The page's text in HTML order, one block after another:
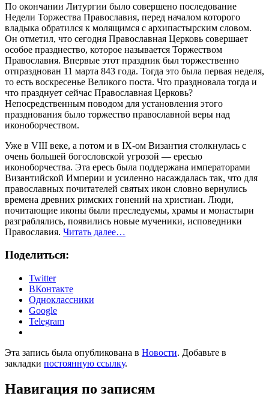
По окончании Литургии было совершено последование
Недели Торжества Православия, перед началом которого
владыка обратился к молящимся с архипастырским словом.
Он отметил, что сегодня Православная Церковь совершает
особое празднество, которое называется Торжеством
Православия. Впервые этот праздник был торжественно
отпразднован 11 марта 843 года. Тогда это была первая неделя,
то есть воскресенье Великого поста. Что праздновала тогда и
что празднует сейчас Православная Церковь?
Непосредственным поводом для установления этого
празднования было торжество православной веры над
иконоборчеством.
Уже в VIII веке, а потом и в IX-ом Византия столкнулась с
очень большей богословской угрозой — ересью
иконоборчества. Эта ересь была поддержана императорами
Византийской Империи и усиленно насаждалась так, что для
православных почитателей святых икон словно вернулись
времена древних римских гонений на христиан. Люди,
почитающие иконы были преследуемы, храмы и монастыри
разграблялись, появились новые мученики, исповедники
Православия. Читать далее…
Поделиться:
Twitter
ВКонтакте
Одноклассники
Google
Telegram
Эта запись была опубликована в Новости. Добавьте в
закладки постоянную ссылку.
Навигация по записям